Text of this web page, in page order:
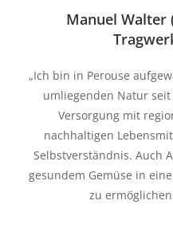
Manuel Walter
„Ich bin in Perouse
umliegenden Natur
Versorgung mit
nachhaltigen
Selbstverständnis. Auch
gesundem Gemüse in
zu